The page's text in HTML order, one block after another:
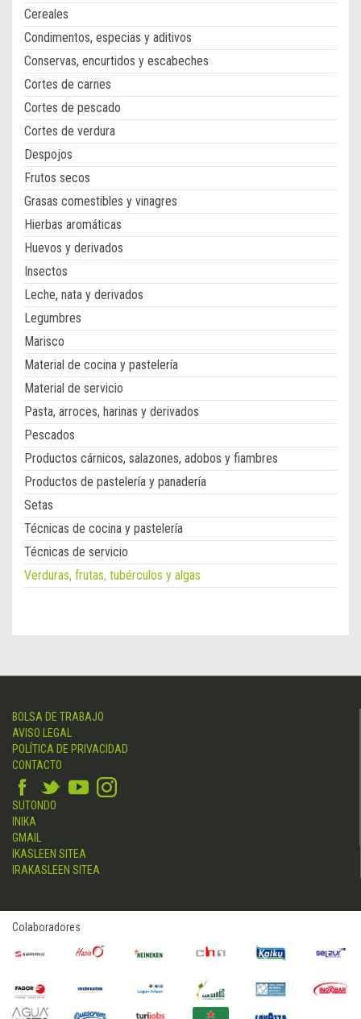
Cereales
Condimentos, especias y aditivos
Conservas, encurtidos y escabeches
Cortes de carnes
Cortes de pescado
Cortes de verdura
Despojos
Frutos secos
Grasas comestibles y vinagres
Hierbas aromáticas
Huevos y derivados
Insectos
Leche, nata y derivados
Legumbres
Marisco
Material de cocina y pastelería
Material de servicio
Pasta, arroces, harinas y derivados
Pescados
Productos cárnicos, salazones, adobos y fiambres
Productos de pastelería y panadería
Setas
Técnicas de cocina y pastelería
Técnicas de servicio
Verduras, frutas, tubérculos y algas
BOLSA DE TRABAJO
AVISO LEGAL
POLÍTICA DE PRIVACIDAD
CONTACTO
SUTONDO
INIKA
GMAIL
IKASLEEN SITEA
IRAKASLEEN SITEA
Colaboradores